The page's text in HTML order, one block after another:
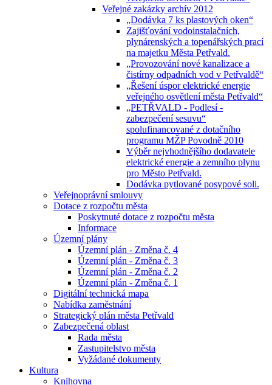
Veřejné zakázky archív 2012
„Dodávka 7 ks plastových oken“
Zajišťování vodoinstalačních,
plynárenských a topenářských prací
na majetku Města Petřvald.
„Provozování nové kanalizace a
čistírny odpadních vod v Petřvaldě“
„Řešení úspor elektrické energie
veřejného osvětlení města Petřvald“
„PETŘVALD - Podlesí -
zabezpečení sesuvu“
spolufinancované z dotačního
programu MŽP Povodně 2010
Výběr nejvhodnějšího dodavatele
elektrické energie a zemního plynu
pro Město Petřvald.
Dodávka pytlované posypové soli.
Veřejnoprávní smlouvy
Dotace z rozpočtu města
Poskytnuté dotace z rozpočtu města
Informace
Územní plány
Územní plán - Změna č. 4
Územní plán - Změna č. 3
Územní plán - Změna č. 2
Územní plán - Změna č. 1
Digitální technická mapa
Nabídka zaměstnání
Strategický plán města Petřvald
Zabezpečená oblast
Rada města
Zastupitelstvo města
Vyžádané dokumenty
Kultura
Knihovna